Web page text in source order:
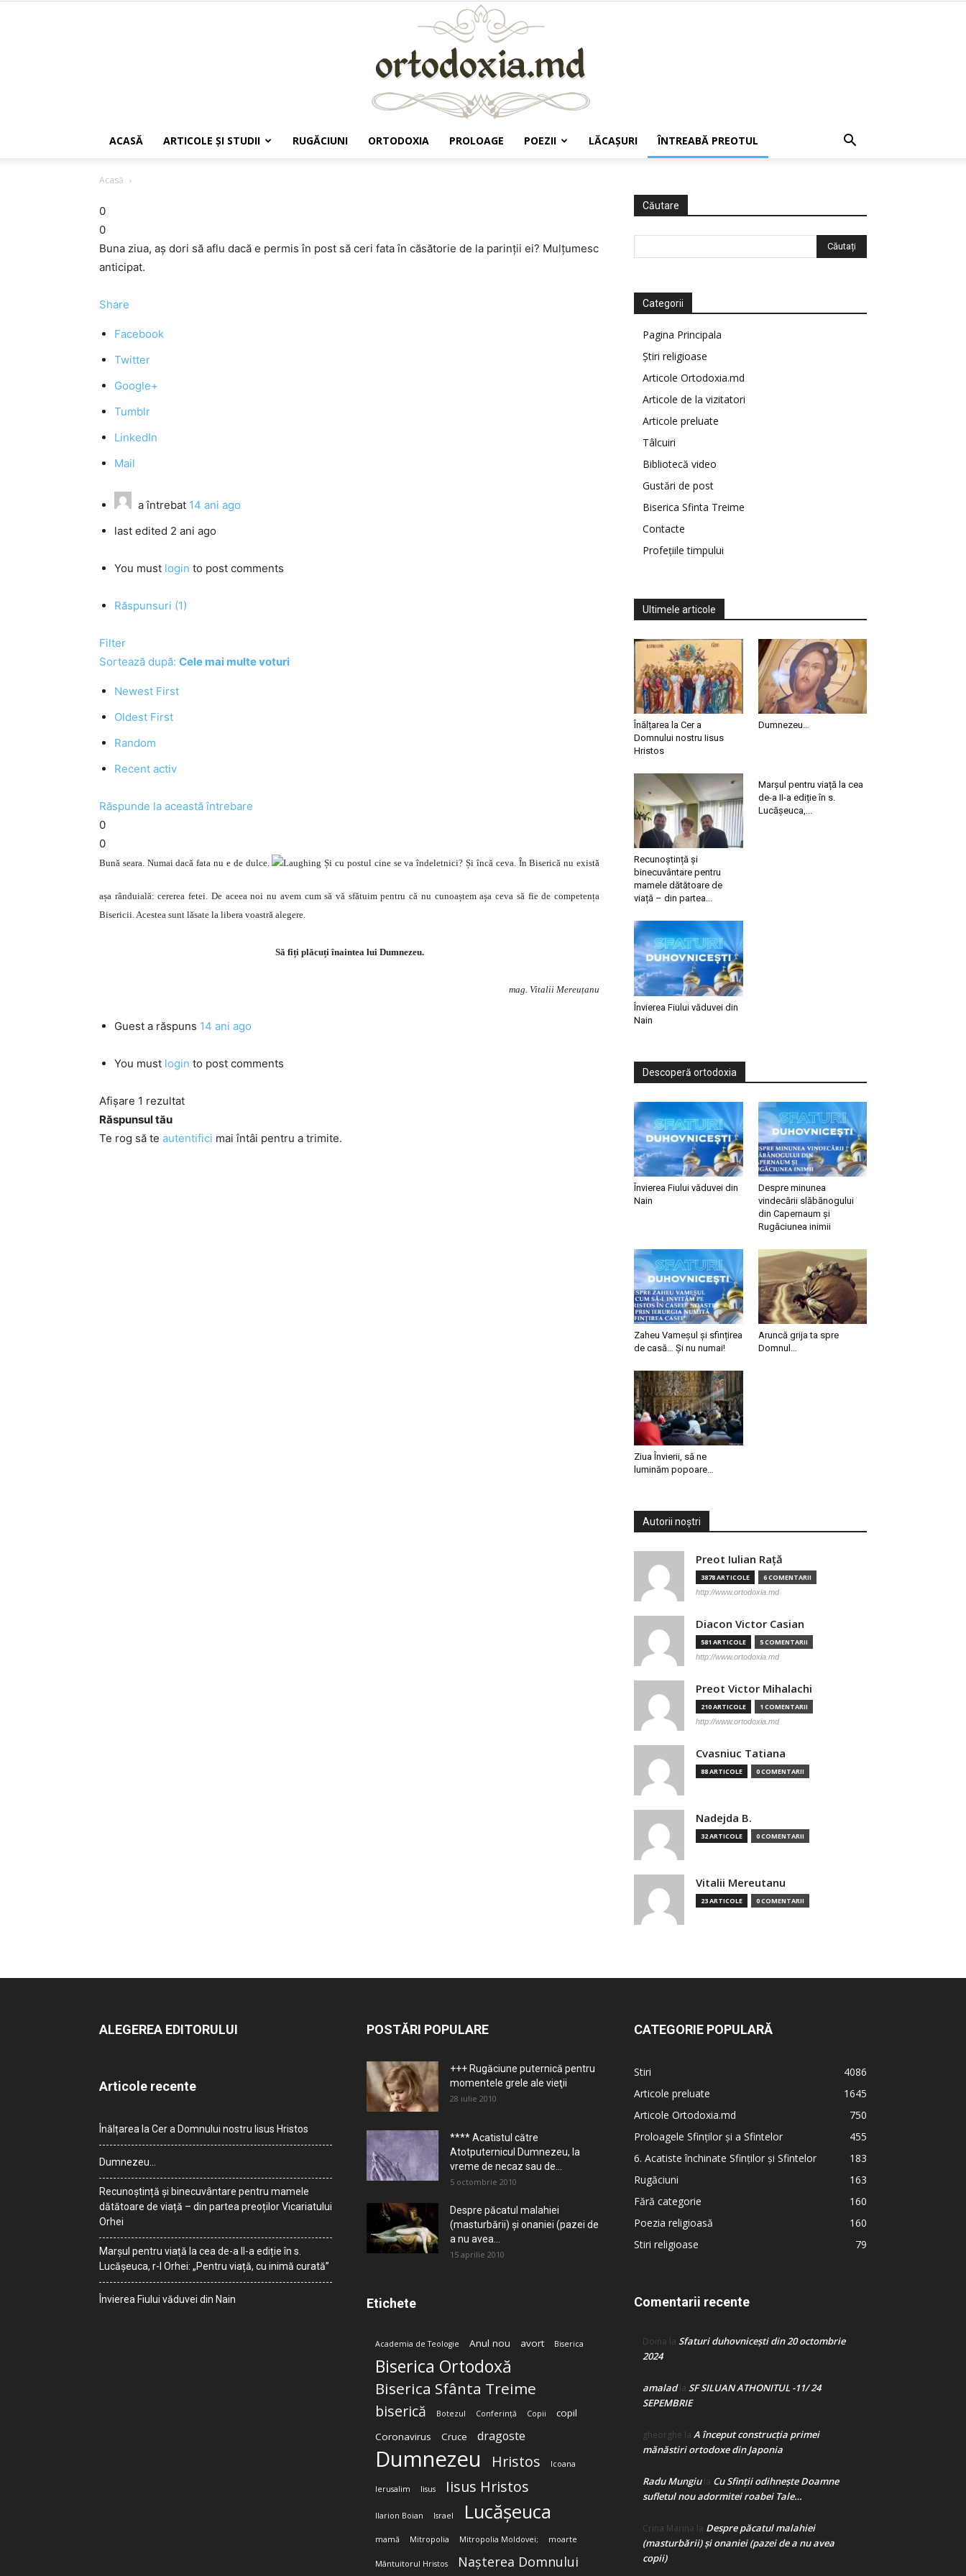
ACASĂ ARTICOLE ŞI STUDII RUGĂCIUNI ORTODOXIA PROLOAGE POEZII LĂCAŞURI ÎNTREABĂ PREOTUL
Acasă
0
0
Buna ziua, aș dori să aflu dacă e permis în post să ceri fata în căsătorie de la parinții ei? Mulțumesc
anticipat.
Share
Facebook
Twitter
Google+
Tumblr
LinkedIn
Mail
a întrebat 14 ani ago
last edited 2 ani ago
You must login to post comments
Răspunsuri (1)
Filter
Sortează după: Cele mai multe voturi
Newest First
Oldest First
Random
Recent activ
Răspunde la această întrebare
0
0
Bună seara. Numai dacă fata nu e de dulce. Și cu postul cine se va îndeletnici? Și încă ceva. În Biserică nu există
așa rânduială: cererea fetei. De aceea noi nu avem cum să vă sfătuim pentru că nu cunoaștem așa ceva să fie de competența
Bisericii. Acestea sunt lăsate la libera voastră alegere.
Să fiți plăcuți înaintea lui Dumnezeu.
mag. Vitalii Mereuțanu
Guest a răspuns 14 ani ago
You must login to post comments
Afișare 1 rezultat
Răspunsul tău
Te rog să te autentifici mai întâi pentru a trimite.
Căutare
Categorii
Pagina Principala
Știri religioase
Articole Ortodoxia.md
Articole de la vizitatori
Articole preluate
Tâlcuiri
Bibliotecă video
Gustări de post
Biserica Sfinta Treime
Contacte
Profețiile timpului
Ultimele articole
Înălțarea la Cer a
Domnului nostru Iisus
Hristos
Dumnezeu…
Recunoștință și
binecuvântare pentru
mamele dătătoare de
viață – din partea...
Marșul pentru viață la cea
de-a II-a ediție în s.
Lucășeuca,...
Învierea Fiului văduvei din
Nain
Descoperă ortodoxia
Învierea Fiului văduvei din
Nain
Despre minunea
vindecării slăbănogului
din Capernaum și
Rugăciunea inimii
Zaheu Vameșul și sfințirea
de casă… Și nu numai!
Aruncă grija ta spre
Domnul…
Ziua Învierii, să ne
luminăm popoare…
Autorii noștri
Preot Iulian Raţă
3878 ARTICOLE 6 COMENTARII
http://www.ortodoxia.md
Diacon Victor Casian
581 ARTICOLE 5 COMENTARII
http://www.ortodoxia.md
Preot Victor Mihalachi
210 ARTICOLE 1 COMENTARII
http://www.ortodoxia.md
Cvasniuc Tatiana
88 ARTICOLE 0 COMENTARII
Nadejda B.
32 ARTICOLE 0 COMENTARII
Vitalii Mereutanu
23 ARTICOLE 0 COMENTARII
ALEGEREA EDITORULUI
Articole recente
Înălțarea la Cer a Domnului nostru Iisus Hristos
Dumnezeu…
Recunoștință și binecuvântare pentru mamele
dătătoare de viață – din partea preoților Vicariatului
Orhei
Marșul pentru viață la cea de-a II-a ediție în s.
Lucășeuca, r-l Orhei: „Pentru viață, cu inimă curată”
Învierea Fiului văduvei din Nain
POSTĂRI POPULARE
+++ Rugăciune puternică pentru
momentele grele ale vieţii
28 iulie 2010
**** Acatistul către
Atotputernicul Dumnezeu, la
vreme de necaz sau de...
5 octombrie 2010
Despre păcatul malahiei
(masturbării) şi onaniei (pazei de
a nu avea...
15 aprilie 2010
Etichete
Academia de Teologie Anul nou avort Biserica
Biserica Ortodoxă
Biserica Sfânta Treime
biserică Botezul Conferință Copii
copil
Coronavirus
Cruce dragoste
Dumnezeu Hristos Icoana
Ierusalim Iisus Iisus Hristos
Ilarion Boian Israel Lucășeuca
mamă Mitropolia Mitropolia Moldovei; moarte
Mântuitorul Hristos Nașterea Domnului
CATEGORIE POPULARĂ
Stiri
4086
Articole preluate
1645
Articole Ortodoxia.md
750
Proloagele Sfinților și a Sfintelor
455
6. Acatiste închinate Sfinților și Sfintelor
183
Rugăciuni
163
Fără categorie
160
Poezia religioasă
160
Stiri religioase
79
Comentarii recente
Doina la Sfaturi duhovnicești din 20 octombrie
2024
amaladla SF SILUAN ATHONITUL -11/ 24
SEPEMBRIE
gheorghe la A început construcţia primei
mănăstiri ortodoxe din Japonia
Radu Mungiula Cu Sfinții odihnește Doamne
sufletul nou adormitei roabei Tale…
Crina Marina la Despre păcatul malahiei
(masturbării) şi onaniei (pazei de a nu avea
copii)